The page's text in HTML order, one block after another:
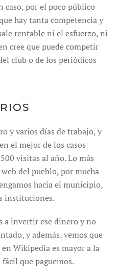
caso, por el poco público
hay tanta competencia y
rentable ni el esfuerzo, ni
cree que puede competir
club o de los periódicos
y varios días de trabajo, y
el mejor de los casos
visitas al año. Lo más
del pueblo, por mucha
hacia el municipio,
instituciones.
a invertir ese dinero y no
y además, vemos que
Wikipedia es mayor a la
fácil que paguemos.